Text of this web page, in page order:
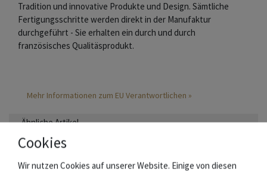
Tradition und innovative Produkte und Design. Sämtliche
Fertigungsschritte werden direkt in der Manufaktur
durchgeführt - Sie erhalten ein durch und durch
französisches Qualitäsprodukt.
Mehr Informationen zum EU Verantwortlichen »
Ähnliche Artikel
Cookies
Wir nutzen Cookies auf unserer Website. Einige von diesen